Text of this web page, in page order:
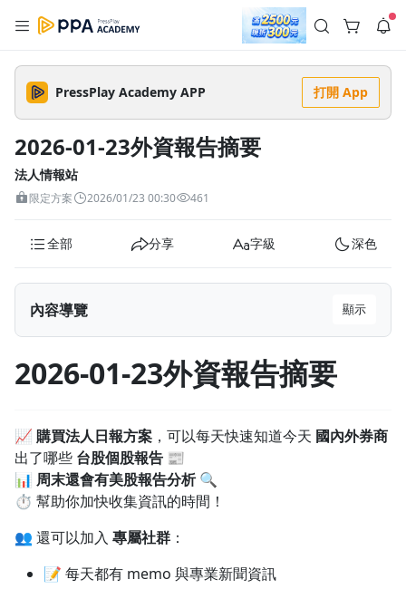
註冊領取 上千元優惠券！
公告
🌞 PPA 避暑津貼．冷氣房升級｜期間快閃活動
🥵 酷暑限時快閃｜單筆滿 NT$2,500 現折 NT$300、再贈最高
2% 點數回饋！🚀 酷暑來襲．偷偷在冷氣房升級 📈⭐️ 【冷氣房
進修 限時開跑】◾單筆滿 NT$2,500 現折 NT$300◾活動期間：
即日起 - 8/13（只有一週）-📣 酷暑季好康 \ 再加碼 /→ 點數回饋
無上限🔥購買任一課程 or 訂閱✅ 消費即享回饋 1% 點數✅ 滿
$5,000 回饋 2% 點數🎁 此為 PPA 官方帳號 Line@ 專屬活動，加
3 天前
查看全部
PressPlay Academy APP 打開 App
2026-01-23外資報告摘要
法人情報站
限定方案 2026/01/23 00:30 461
全部 分享 字級 深色
內容導覽 顯示
2026-01-23外資報告摘要
📈 購買法人日報方案 ，可以每天快速知道今天 國內外券商
出了哪些 台股個股報告 📰
📊 周末還會有美股報告分析🔍
⏱️ 幫助你加快收集資訊的時間！
👥 還可以加入 專屬社群 ：
📝 每天都有 memo 與專業新聞資訊
--:-- --:--
播放速度
1.25x
1.0x
0.75x
追蹤列表 播放清單
去逛逛